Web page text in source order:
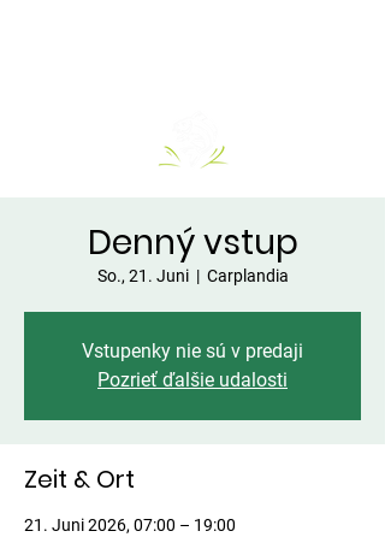
Denný vstup
So., 21. Juni
  |
Carplandia
Vstupenky nie sú v predaji
Pozrieť ďalšie udalosti
Zeit & Ort
21. Juni 2026, 07:00 – 19:00